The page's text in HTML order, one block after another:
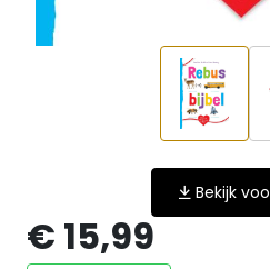
Bekijk
€ 15,99